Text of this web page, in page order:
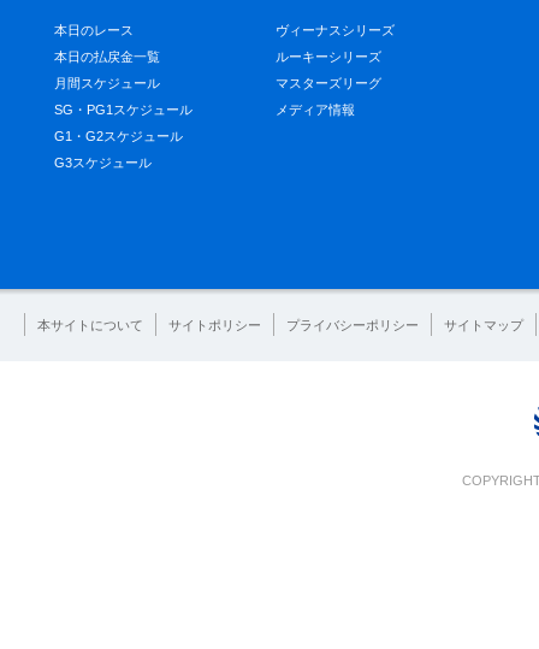
本日のレース
本日の払戻金一覧
月間スケジュール
SG・PG1スケジュール
G1・G2スケジュール
G3スケジュール
ヴィーナスシリーズ
ルーキーシリーズ
マスターズリーグ
メディア情報
本サイトについて サイトポリシー プライバシーポリシー サイトマップ